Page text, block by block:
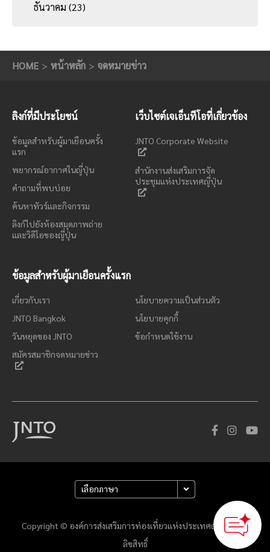
ธันวาคม (23)
HOME หน้าหลัก จดหมายข่าว
ลิงก์ที่มีประโยชน์
ข้อมูลสำหรับผู้มาเยือนครั้ง
แรก
พยากรณ์อากาศในญี่ปุ่น
คำถามที่พบบ่อย
ค้นหาทัวร์และกิจกรรม
ลิงก์ไปยังห้องสมุดภาพถ่าย
และวิดีโอของญี่ปุ่น
เว็บไซต์เจเอ็นทีโอที่เกี่ยวข้อง
JNTO Corporate Website
สำนักงานส่งเสริมการจัด
ประชุมแห่งประเทศญี่ปุ่น
ข้อมูลสำหรับผู้มาเยือนครั้งแรก
เกี่ยวกับเรา
JNTO Bangkok
วันหยุดของ JNTO
สมัครสมาชิกจดหมายข่าว
นโยบายความเป็นส่วนตัว
นโยบายคุกกี้
ข้อกำหนดใช้งาน
Copyright © องค์การส่งเสริมการท่องเที่ยวแห่งประเทศญี่ปุ่น สงวน
ลิขสิทธิ์